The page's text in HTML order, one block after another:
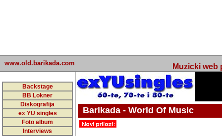
www.old.barikada.com Muzicki web
Backstage
BB Lokner
Diskografija
ex YU singles
Foto album
Interviews
Barikada - World Of Music